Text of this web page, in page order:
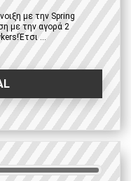
με την Spring
με την αγορά 2
...